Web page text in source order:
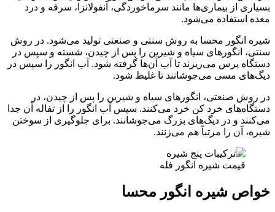
بسیاری از بیماری‌ها مانند سرماخوردگی، آنفولانزا، سرفه و درد
معده استفاده می‌شود.
شیره انگور محسا به روش سنتی و صنعتی تولید می‌شود. در روش
سنتی، انگورهای سیاه و شیرین را پس از چیدن، شسته و سپس در
دستگاه پرس می‌ریزند تا آب آن‌ها گرفته شود. آب انگور را سپس در
دیگ‌های مسی می‌جوشانند تا غلیظ شود.
در روش صنعتی، انگورهای سیاه و شیرین را پس از چیدن، در
دستگاه‌های خرد کن خرد می‌کنند. سپس آب انگور را از تفاله آن جدا
می‌کنند و در دیگ‌های بزرگ می‌جوشانند. برای جلوگیری از سوختن
شیره، آن را مرتباً هم می‌زنند.
قیمت شیره انگور فله
خواص شیره انگور محسا